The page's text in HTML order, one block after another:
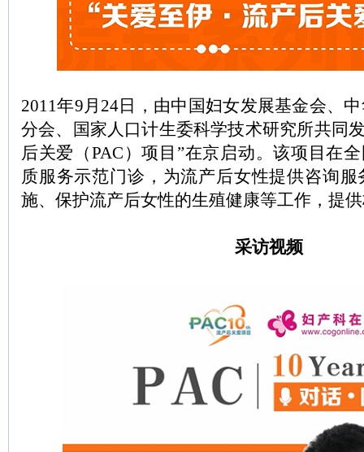
2011年9月24日，由中国妇女发展基金会、
分会、国家人口计生委科学技术研究所共同
后关爱（PAC）项目”在京启动。该项目在
质服务示范门诊，为流产后女性提供咨询
施、保护流产后女性的生殖健康等工作，提
采访视频